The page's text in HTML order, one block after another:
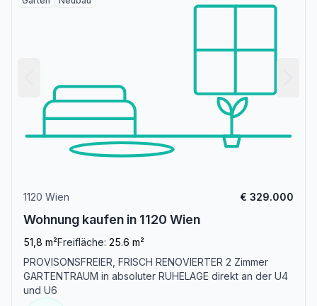
1120 Wien € 329.000
Wohnung kaufen in 1120 Wien
51,8 m²Freifläche: 25.6 m²
PROVISONSFREIER, FRISCH RENOVIERTER 2 Zimmer
GARTENTRAUM in absoluter RUHELAGE direkt an der U4
und U6